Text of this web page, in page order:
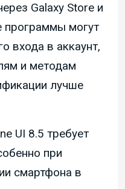
Galaxy Store и
программы могут
входа в аккаунт,
и методам
лучше
UI 8.5 требует
при
смартфона в